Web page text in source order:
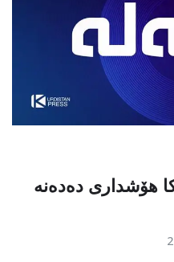
هۆشداری دەدەنە